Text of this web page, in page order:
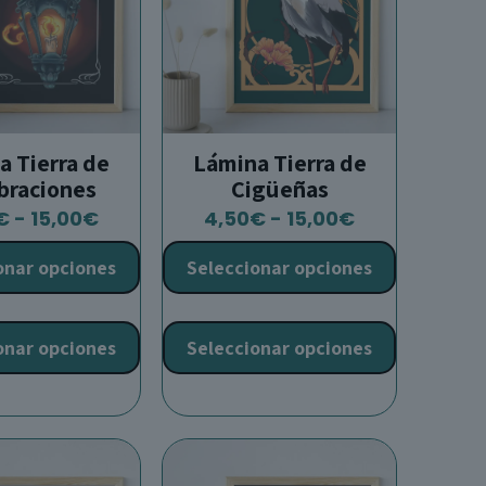
Tierra de
- 15,00€Rango
de
precios:
desde
4,50€
hasta
15,00€
opciones
opciones
producto
tiene
múltiples
Las
Lámina Tierra de
Cigüeñas
4,50€ - 15,00€Rango
de
precios:
desde
4,50€
hasta
15,00€
Seleccionar opciones
Seleccionar opciones
producto
tiene
múltiples
Las